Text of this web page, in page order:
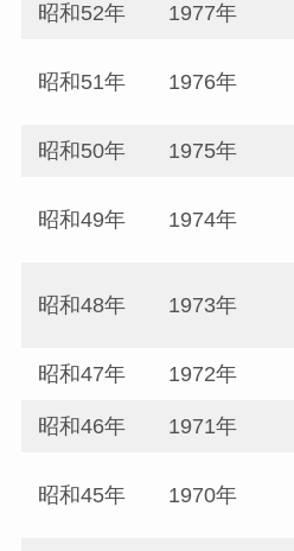
昭和52年 1977年
昭和51年 1976年
昭和50年 1975年
昭和49年 1974年
昭和48年 1973年
昭和47年 1972年
昭和46年 1971年
昭和45年 1970年